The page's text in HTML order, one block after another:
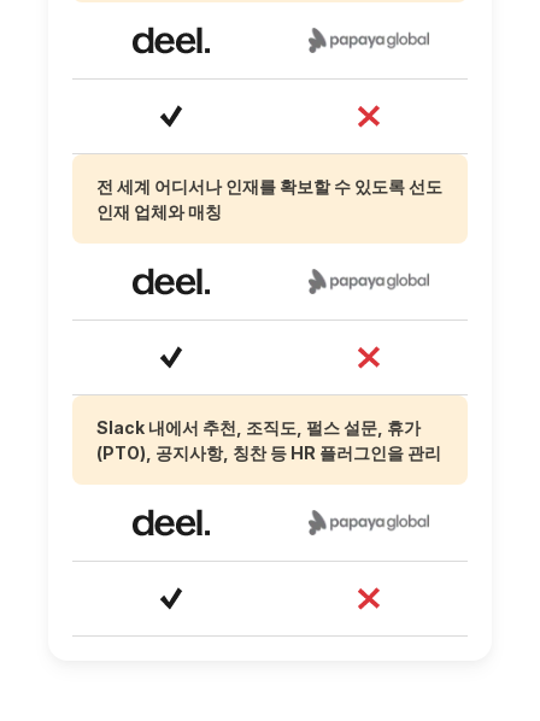
전 세계 어디서나 인재를 확보할 수 있도록 선도
인재 업체와 매칭
Slack 내에서 추천, 조직도, 펄스 설문, 휴가
(PTO), 공지사항, 칭찬 등 HR 플러그인을 관리